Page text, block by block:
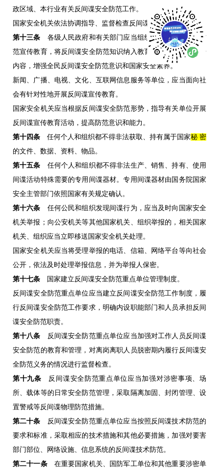
政区域、本行业有关反间谍安全防范工作。
国家安全机关依法协调指导、监督检查反间谍安全防范工作。
第十三条 各级人民政府和有关部门应当组织开展反间谍安全防
范宣传教育，将反间谍安全防范知识纳入教育、培训、普法宣传
内容，增强全民反间谍安全防范意识和国家安全素养。
新闻、广播、电视、文化、互联网信息服务等单位，应当面向社
会有针对性地开展反间谍宣传教育。
国家安全机关应当根据反间谍安全防范形势，指导有关单位开展
反间谍宣传教育活动，提高防范意识和能力。
第十四条 任何个人和组织都不得非法获取、持有属于国家秘 密
的文件、数据、资料、物品。
第十五条 任何个人和组织都不得非法生产、销售、持有、使用
间谍活动特殊需要的专用间谍器材。专用间谍器材由国务院国家
安全主管部门依照国家有关规定确认。
第十六条 任何公民和组织发现间谍行为，应当及时向国家安全
机关举报；向公安机关等其他国家机关、组织举报的，相关国家
机关、组织应当立即移送国家安全机关处理。
国家安全机关应当将受理举报的电话、信箱、网络平台等向社会
公开，依法及时处理举报信息，并为举报人保密。
第十七条 国家建立反间谍安全防范重点单位管理制度。
反间谍安全防范重点单位应当建立反间谍安全防范工作制度，履
行反间谍安全防范工作要求，明确内设职能部门和人员承担反间
谍安全防范职责。
第十八条 反间谍安全防范重点单位应当加强对工作人员反间谍
安全防范的教育和管理，对离岗离职人员脱密期内履行反间谍安
全防范义务的情况进行监督检查。
第十九条 反间谍安全防范重点单位应当加强对涉密事项、场
所、载体等的日常安全防范管理，采取隔离加固、封闭管理、设
置警戒等反间谍物理防范措施。
第二十条 反间谍安全防范重点单位应当按照反间谍技术防范的
要求和标准，采取相应的技术措施和其他必要措施，加强对要害
部门部位、网络设施、信息系统的反间谍技术防范。
第二十一条在重要国家机关、国防军工单位和其他重要涉密单